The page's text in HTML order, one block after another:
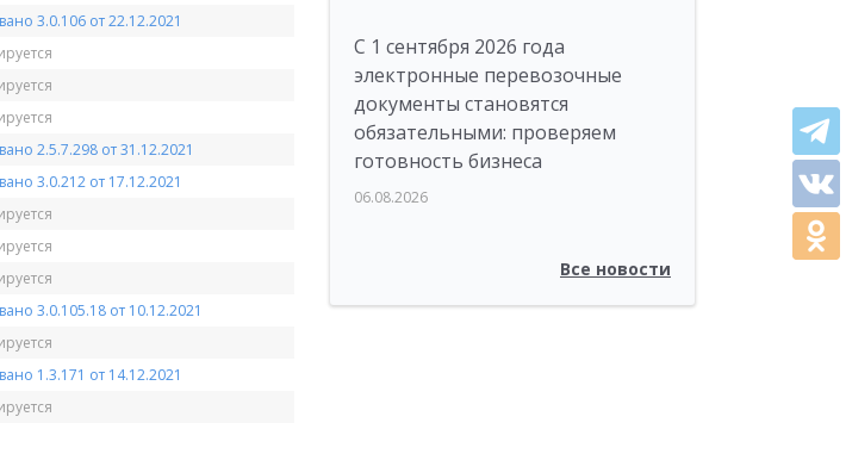
3.0.106 от 22.12.2021
2.5.7.298 от 31.12.2021
3.0.212 от 17.12.2021
3.0.105.18 от 10.12.2021
1.3.171 от 14.12.2021
С 1 сентября 2026 года
электронные перевозочные
документы становятся
обязательными: проверяем
готовность бизнеса
06.08.2026
Все новости